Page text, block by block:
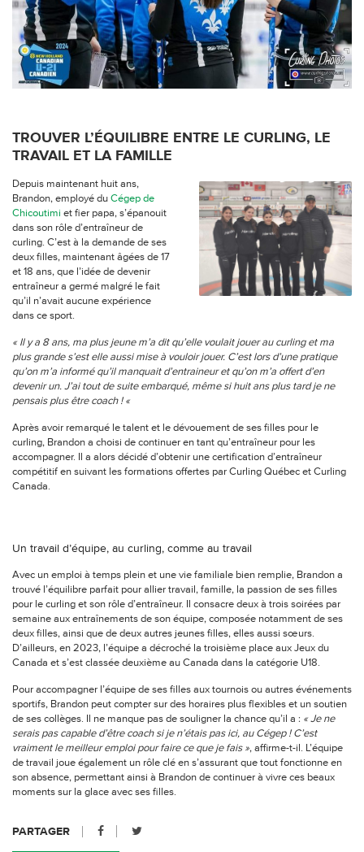
TROUVER L’ÉQUILIBRE ENTRE LE CURLING, LE
TRAVAIL ET LA FAMILLE
Depuis maintenant huit ans,
Brandon, employé du Cégep de
Chicoutimi et fier papa, s’épanouit
dans son rôle d’entraîneur de
curling. C’est à la demande de ses
deux filles, maintenant âgées de 17
et 18 ans, que l’idée de devenir
entraîneur a germé malgré le fait
qu’il n’avait aucune expérience
dans ce sport.
« Il y a 8 ans, ma plus jeune m’a dit qu’elle voulait jouer au curling et ma
plus grande s’est elle aussi mise à vouloir jouer. C’est lors d’une pratique
qu’on m’a informé qu’il manquait d’entraineur et qu’on m’a offert d’en
devenir un. J’ai tout de suite embarqué, même si huit ans plus tard je ne
pensais plus être coach ! «
Après avoir remarqué le talent et le dévouement de ses filles pour le
curling, Brandon a choisi de continuer en tant qu’entraîneur pour les
accompagner. Il a alors décidé d’obtenir une certification d’entraîneur
compétitif en suivant les formations offertes par Curling Québec et Curling
Canada.
Un travail d’équipe, au curling, comme au travail
Avec un emploi à temps plein et une vie familiale bien remplie, Brandon a
trouvé l’équilibre parfait pour allier travail, famille, la passion de ses filles
pour le curling et son rôle d’entraîneur. Il consacre deux à trois soirées par
semaine aux entraînements de son équipe, composée notamment de ses
deux filles, ainsi que de deux autres jeunes filles, elles aussi sœurs.
D’ailleurs, en 2023, l’équipe a décroché la troisième place aux Jeux du
Canada et s’est classée deuxième au Canada dans la catégorie U18.
Pour accompagner l’équipe de ses filles aux tournois ou autres événements
sportifs, Brandon peut compter sur des horaires plus flexibles et un soutien
de ses collèges. Il ne manque pas de souligner la chance qu’il a : « Je ne
serais pas capable d’être coach si je n’étais pas ici, au Cégep ! C’est
vraiment le meilleur emploi pour faire ce que je fais », affirme-t-il. L’équipe
de travail joue également un rôle clé en s’assurant que tout fonctionne en
son absence, permettant ainsi à Brandon de continuer à vivre ces beaux
moments sur la glace avec ses filles.
PARTAGER